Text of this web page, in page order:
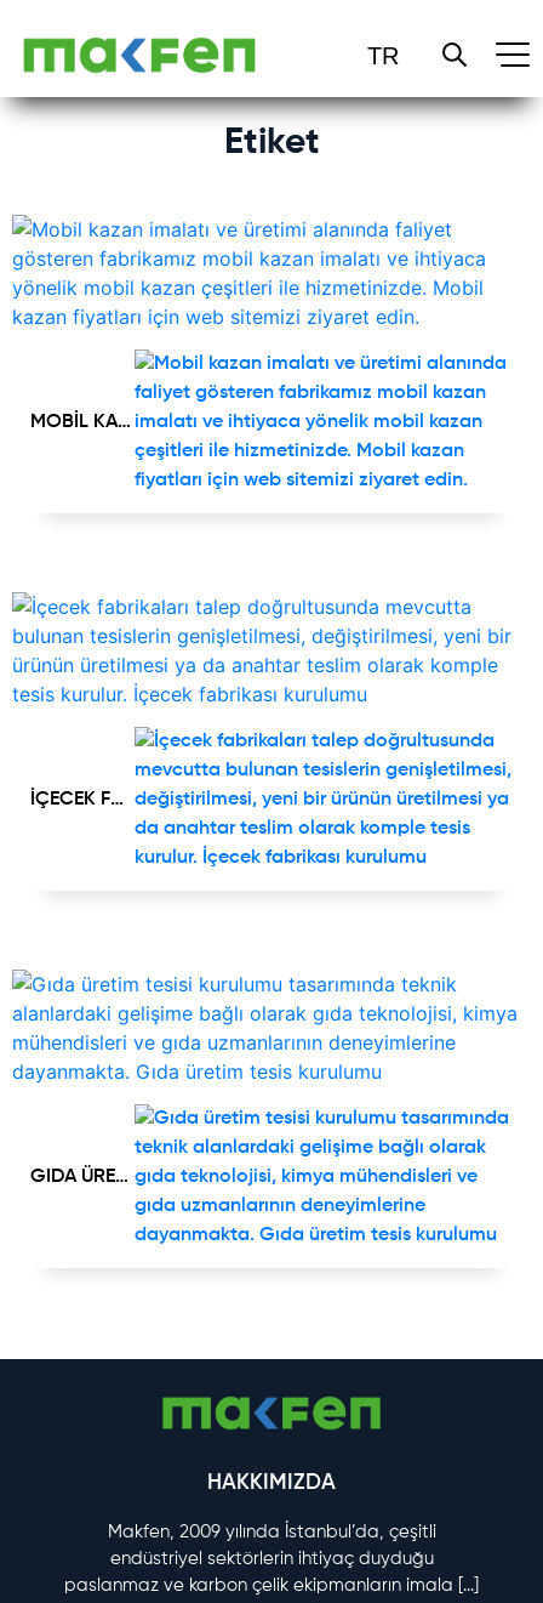
Etiket
MOBİL KAZAN İMALATI
İÇECEK FABRİKALARI
GIDA ÜRETİM TESİSİ
ANASAYFA
HAKKIMIZDA
ÜRÜNLER
HİZMETLER
REFERANSLAR
SERTİFİKALAR
İLETİŞİM
HAKKIMIZDA
Makfen, 2009 yılında İstanbul’da, çeşitli
endüstriyel sektörlerin ihtiyaç duyduğu
paslanmaz ve karbon çelik ekipmanların imala
[...]